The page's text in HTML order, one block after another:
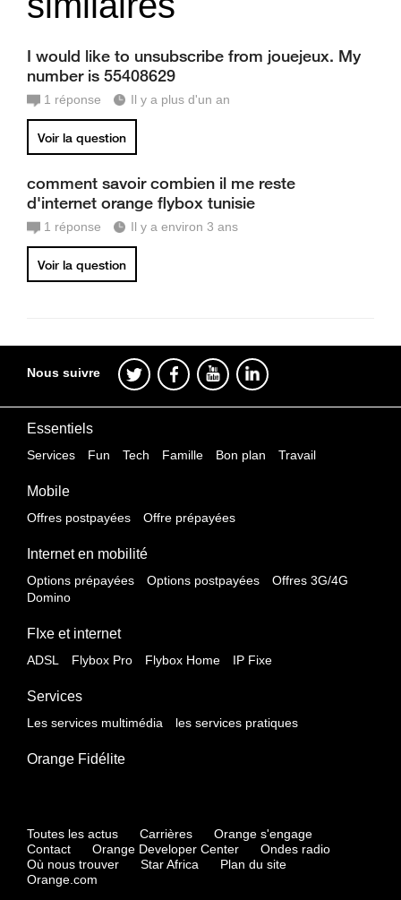
I would like to unsubscribe from jouejeux. My
number is 55408629
1 réponse Il y a plus d'un an
Voir la question
comment savoir combien il me reste
d'internet orange flybox tunisie
1 réponse Il y a environ 3 ans
Voir la question
Nous suivre
Essentiels
Services Fun Tech Famille Bon plan Travail
Mobile
Offres postpayées Offre prépayées
Internet en mobilité
Options prépayées Options postpayées
Offres 3G/4G
Domino
FIxe et internet
ADSL Flybox Pro Flybox Home IP Fixe
Services
Les services multimédia les services pratiques
Orange Fidélite
Toutes les actus Carrières
Orange s'engage
Contact
Orange Developer Center
Ondes radio
Où nous trouver
Star Africa
Plan du site
Orange.com